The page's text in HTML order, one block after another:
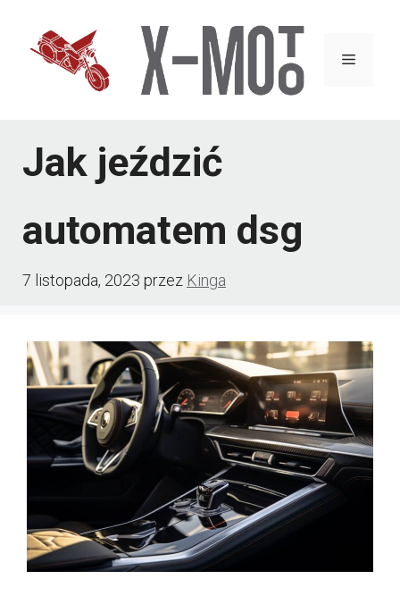
Menu
Jak jeździć
automatem dsg
7 listopada, 2023 przez Kinga